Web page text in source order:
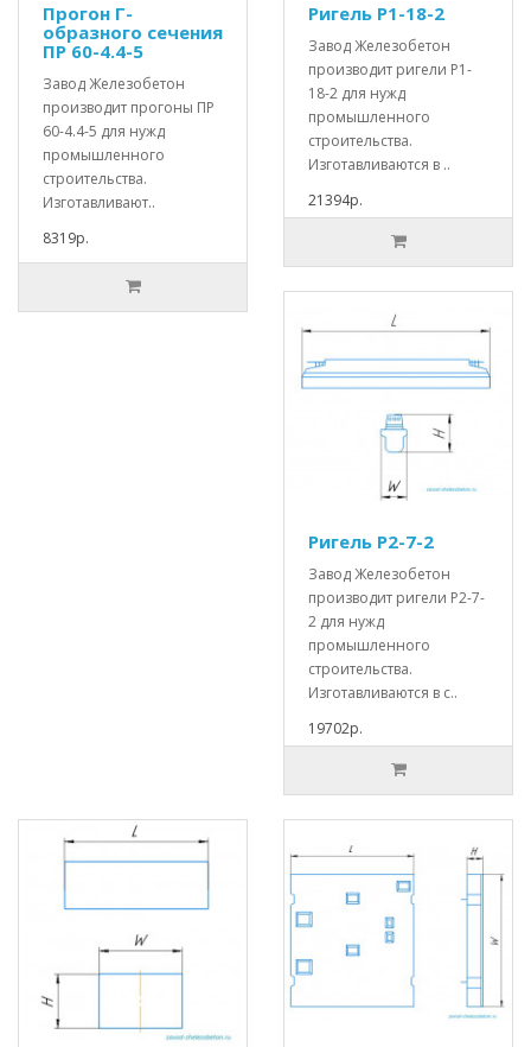
Прогон Г-
образного сечения
ПР 60-4.4-5
Завод Железобетон
производит прогоны ПР
60-4.4-5 для нужд
промышленного
строительства.
Изготавливают..
8319р.
Ригель Р1-18-2
Завод Железобетон
производит ригели Р1-
18-2 для нужд
промышленного
строительства.
Изготавливаются в ..
21394р.
Ригель Р2-7-2
Завод Железобетон
производит ригели Р2-7-
2 для нужд
промышленного
строительства.
Изготавливаются в с..
19702р.